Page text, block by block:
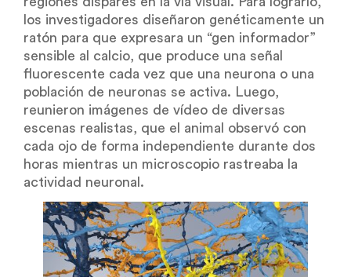
los investigadores diseñaron genéticamente un
ratón para que expresara un “gen informador”
sensible al calcio, que produce una señal
fluorescente cada vez que una neurona o una
población de neuronas se activa. Luego,
reunieron imágenes de vídeo de diversas
escenas realistas, que el animal observó con
cada ojo de forma independiente durante dos
horas mientras un microscopio rastreaba la
actividad neuronal.